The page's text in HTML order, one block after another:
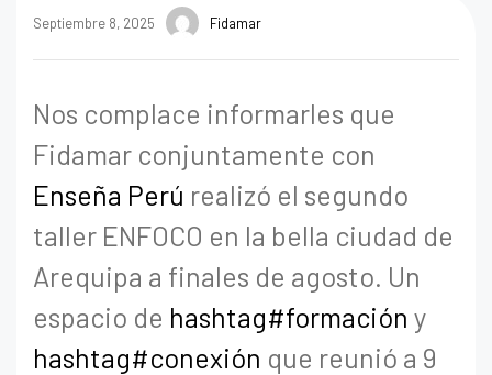
Septiembre 8, 2025 Fidamar
Nos complace informarles que
Fidamar conjuntamente con
Enseña Perú realizó el segundo
taller ENFOCO en la bella ciudad de
Arequipa a finales de agosto. Un
espacio de hashtag#formación y
hashtag#conexión que reunió a 9